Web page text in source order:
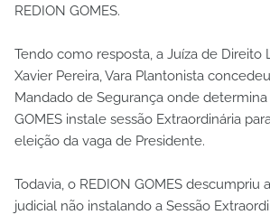
REDION GOMES.
Tendo como resposta, a Juíza de Direito
Xavier Pereira, Vara Plantonista
Mandado de Segurança onde determina
GOMES instale sessão Extraordinária
eleição da vaga de Presidente.
Todavia, o REDION GOMES descumpriu
judicial não instalando a Sessão